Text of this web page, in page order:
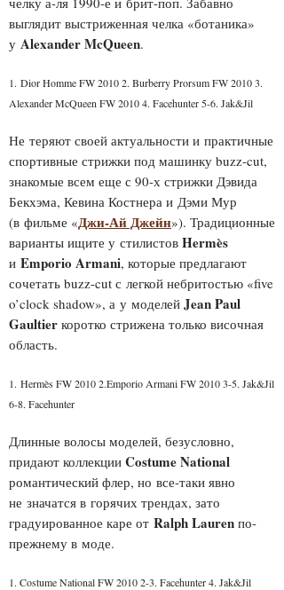
выглядит выстриженная челка «ботаника»
у Alexander McQueen.
1. Dior Homme FW 2010 2. Burberry Prorsum FW 2010 3.
Alexander McQueen FW 2010 4. Facehunter 5-6. Jak&Jil
Не теряют своей актуальности и практичные
спортивные стрижки под машинку buzz-cut,
знакомые всем еще с 90-х стрижки Дэвида
Бекхэма, Кевина Костнера и Дэми Мур
(в фильме «Джи-Ай Джейн»). Традиционные
варианты ищите у стилистов Hermès
и Emporio Armani, которые предлагают
сочетать buzz-cut с легкой небритостью «five
o’clock shadow», а у моделей Jean Paul
Gaultier коротко стрижена только височная
область.
1. Hermès FW 2010 2.Emporio Armani FW 2010 3-5. Jak&Jil
6-8. Facehunter
Длинные волосы моделей, безусловно,
придают коллекции Costume National
романтический флер, но все-таки явно
не значатся в горячих трендах, зато
градуированное каре от Ralph Lauren по-
прежнему в моде.
1. Costume National FW 2010 2-3. Facehunter 4. Jak&Jil